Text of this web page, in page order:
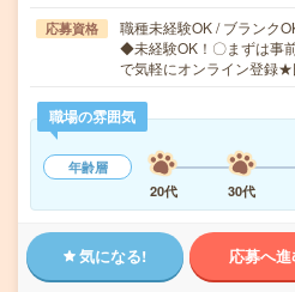
応募資格
職種未経験OK / ブランク
◆未経験OK！〇まずは事
で気軽にオンライン登録
職場の雰囲気
年齢層
20代
30代
気になる! 応募へ